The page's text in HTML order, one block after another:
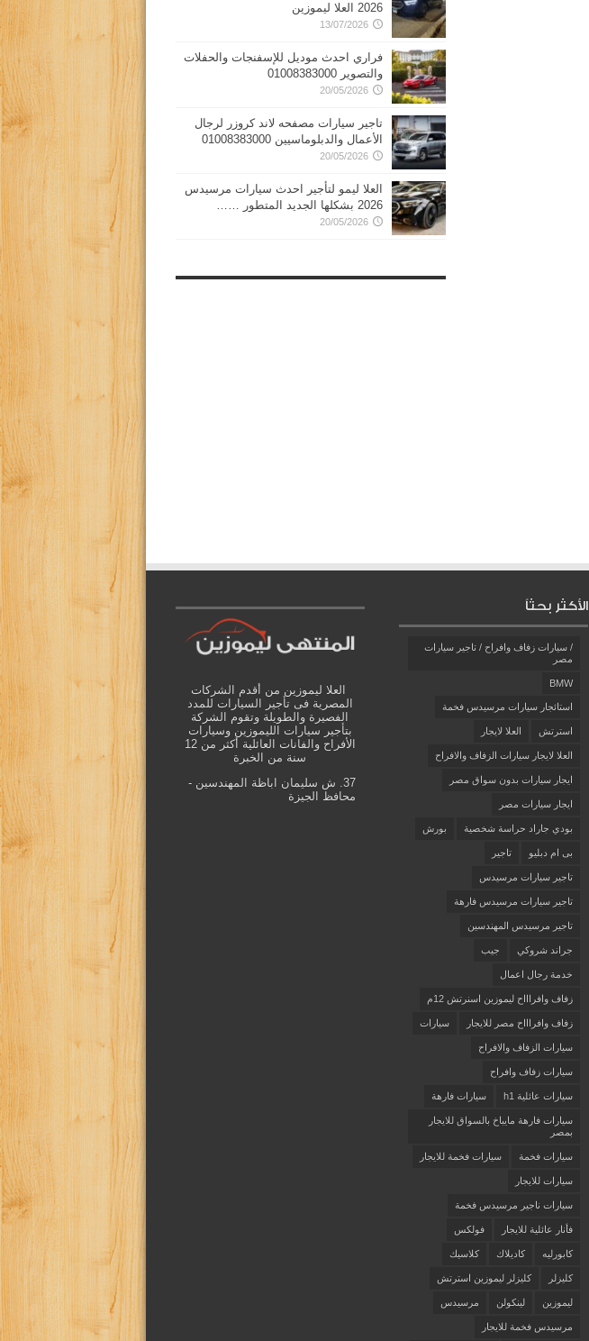
2026 العلا ليموزين
13/07/2026
فراري احدث موديل للإسفنجات والحفلات
والتصوير 01008383000
20/05/2026
تاجير سيارات مصفحه لاند كروزر لرجال
الأعمال والدبلوماسيين 01008383000
20/05/2026
العلا ليمو لتأجير احدث سيارات مرسيدس
2026 بشكلها الجديد المتطور ……
20/05/2026
الأكثر بحثاً
/ سيارات زفاف وافراح / تاجير سيارات
مصر
BMW
استائجار سيارات مرسيدس فخمة
استرتش العلا لايجار
العلا لايجار سيارات الزفاف والافراح
ايجار سيارات بدون سواق مصر
ايجار سيارات مصر
بودي جاراد حراسة شخصية بورش
بى ام دبليو تاجير
تاجير سيارات مرسيدس
تاجير سيارات مرسيدس فارهة
تاجير مرسيدس المهندسين
جراند شروكي جيب
خدمة رجال اعمال
زفاف وافراااح ليموزين اسنرتش 12م
زفاف وافراااح مصر للايجار سيارات
سيارات الزفاف والافراح
سيارات زفاف وافراح
سيارات عائلية h1 سيارات فارهة
سيارات فارهة مايباخ بالسواق للايجار
بمصر
سيارات فخمة سيارات فخمة للايجار
سيارات للايجار
سيارات ناجير مرسيدس فخمة
فأنار عائلية للايجار فولكس
كابورليه كاديلاك كلاسيك
كليزلر كليزلر ليموزين استرتش
ليموزين لينكولن مرسيدس
مرسيدس فخمة للايجار
العلا ليموزين من أقدم الشركات
المصرية فى تأجير السيارات للمدد
الفصيرة والطويلة وتقوم الشركة
بتأجير سيارات الليموزين وسيارات
الأفراح والفانات العائلية أكثر من 12
سنة من الخبرة
37. ش سليمان اباظة المهندسين -
محافظ الجيزة